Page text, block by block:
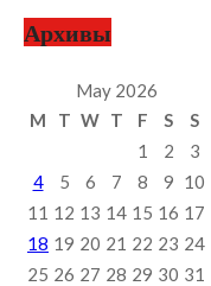
Архивы
May 2026
M
T W T F S
S
1
2
3
4
5 6 7 8 9 10
11 12 13 14 15 16 17
18 19 20 21 22 23 24
25 26 27 28 29 30 31